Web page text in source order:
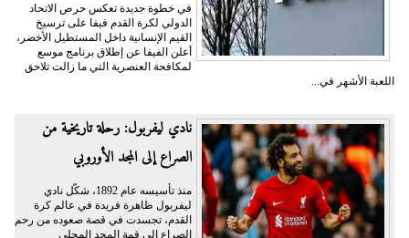
في خطوة جديدة تعكس حرص الاتحاد
الدولي لكرة القدم فيفا على ترسيخ
القيم الإنسانية داخل المستطيل الأخضر،
أعلن الفيفا عن إطلاق برنامج موسع
لمكافحة العنصرية التي ما زالت تلاحق
اللعبة الأشهر في...
نادي ليفربول: رحلة تاريخية من
الصراع إلى المجد الأوروبي
منذ تأسيسه عام 1892، شكّل نادي
ليفربول ظاهرة فريدة في عالم كرة
القدم، تجسدت في قصة صعوده من رحم
الصراع إلى قمة المجد المحلي